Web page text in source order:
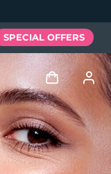
SPECIAL OFFERS
登录
用户信息